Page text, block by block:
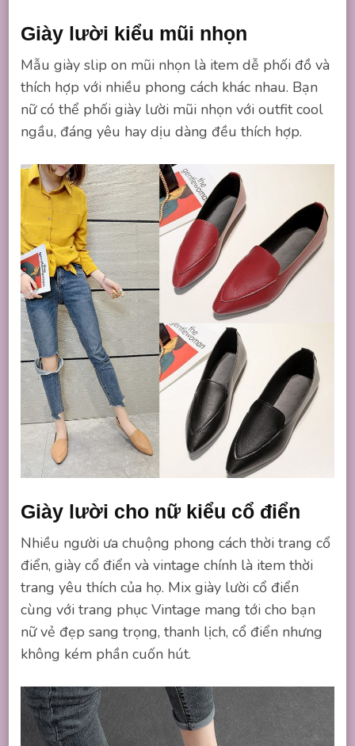
Giày lười kiểu mũi nhọn
Mẫu giày slip on mũi nhọn là item dễ phối đồ và
thích hợp với nhiều phong cách khác nhau. Bạn
nữ có thể phối giày lười mũi nhọn với outfit cool
ngầu, đáng yêu hay dịu dàng đều thích hợp.
Giày lười cho nữ kiểu cổ điển
Nhiều người ưa chuộng phong cách thời trang cổ
điển, giày cổ điển và vintage chính là item thời
trang yêu thích của họ. Mix giày lười cổ điển
cùng với trang phục Vintage mang tới cho bạn
nữ vẻ đẹp sang trọng, thanh lịch, cổ điển nhưng
không kém phần cuốn hút.